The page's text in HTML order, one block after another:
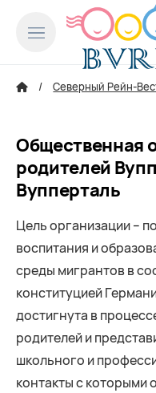
Северный Рейн-
Общественная
родителей
Вупперталь
Цель организации –
воспитания и
среды мигрантов в
конституцией
достигнута в
родителей и
школьного и
контакты с которыми